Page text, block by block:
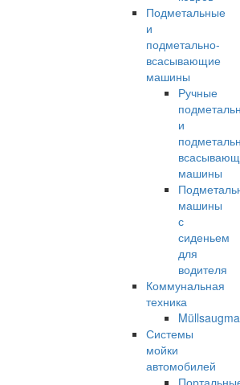
Подметальные
и
подметально-
всасывающие
машины
Ручные
и
машины
машины
с
сиденьем
для
водителя
Коммунальная
техника
Системы
мойки
автомобилей